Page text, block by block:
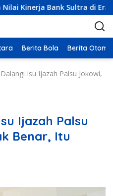
Bank Sultra di Era Andri
Berita Bola Berita
Isu Ijazah Palsu Jokowi,
Ijazah Palsu
Benar, Itu